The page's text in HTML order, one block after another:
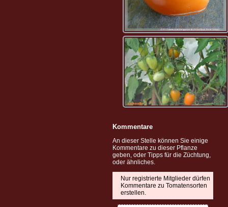
Kommentare
An dieser Stelle können Sie einige
Kommentare zu dieser Pflanze
geben, oder Tipps für die Züchtung,
oder ähnliches.
Nur registrierte Mitglieder dürfen
Kommentare zu Tomatensorten
erstellen.